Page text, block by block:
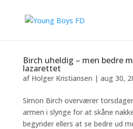
Birch uheldig – men bedre
lazarettet
af Holger Kristiansen | aug 30,
Simon Birch overværer
armen i slynge for at skåne
begynder ellers at se bedre ud